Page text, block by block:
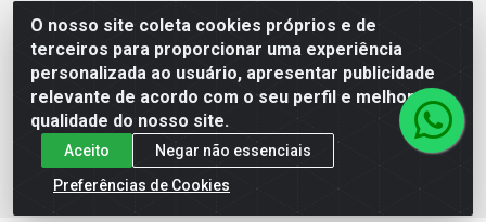
O nosso site coleta cookies próprios e de
terceiros para proporcionar uma experiência
personalizada ao usuário, apresentar publicidade
relevante de acordo com o seu perfil e melhorar a
qualidade do nosso site.
Aceito
Negar não essenciais
Preferências de Cookies